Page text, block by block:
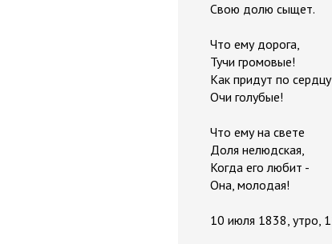
Свою долю сыщет.
Что ему дорога,
Тучи громовые!
Как придут по
Очи голубые!
Что ему на свете
Доля нелюдская,
Когда его любит -
Она, молодая!
10 июля 1838, утро,